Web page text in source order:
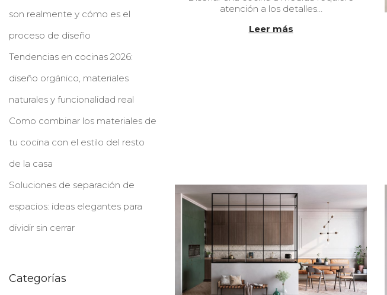
0
/
atención a los detalles…
Leer más
son realmente y cómo es el
proceso de diseño
Tendencias en cocinas 2026:
diseño orgánico, materiales
naturales y funcionalidad real
Como combinar los materiales de
tu cocina con el estilo del resto
de la casa
Soluciones de separación de
espacios: ideas elegantes para
dividir sin cerrar
Categorías